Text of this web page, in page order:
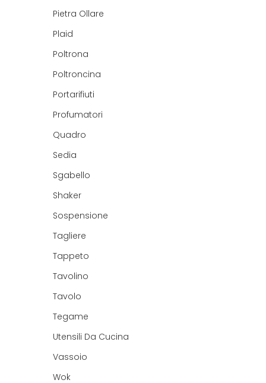
Pietra Ollare
Plaid
Poltrona
Poltroncina
Portarifiuti
Profumatori
Quadro
Sedia
Sgabello
Shaker
Sospensione
Tagliere
Tappeto
Tavolino
Tavolo
Tegame
Utensili Da Cucina
Vassoio
Wok